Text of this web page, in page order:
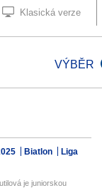
Klasická verze
VÝBĚR
Biatlon
Liga
je juniorskou